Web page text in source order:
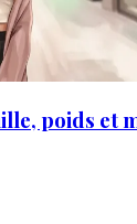
poids et